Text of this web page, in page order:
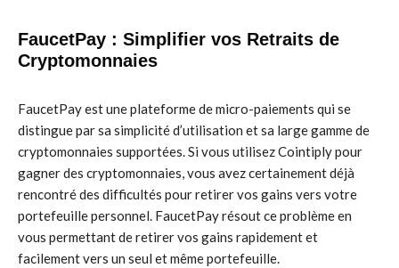
FaucetPay : Simplifier vos Retraits de
Cryptomonnaies
FaucetPay est une plateforme de micro-paiements qui se
distingue par sa simplicité d’utilisation et sa large gamme de
cryptomonnaies supportées. Si vous utilisez Cointiply pour
gagner des cryptomonnaies, vous avez certainement déjà
rencontré des difficultés pour retirer vos gains vers votre
portefeuille personnel. FaucetPay résout ce problème en
vous permettant de retirer vos gains rapidement et
facilement vers un seul et même portefeuille.